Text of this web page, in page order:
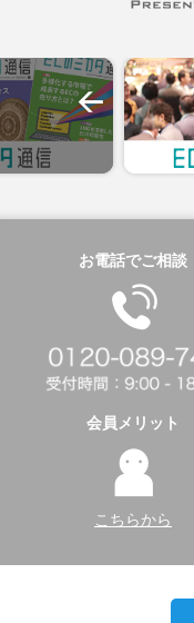
お電話でご相談
会員メリット
こちらから